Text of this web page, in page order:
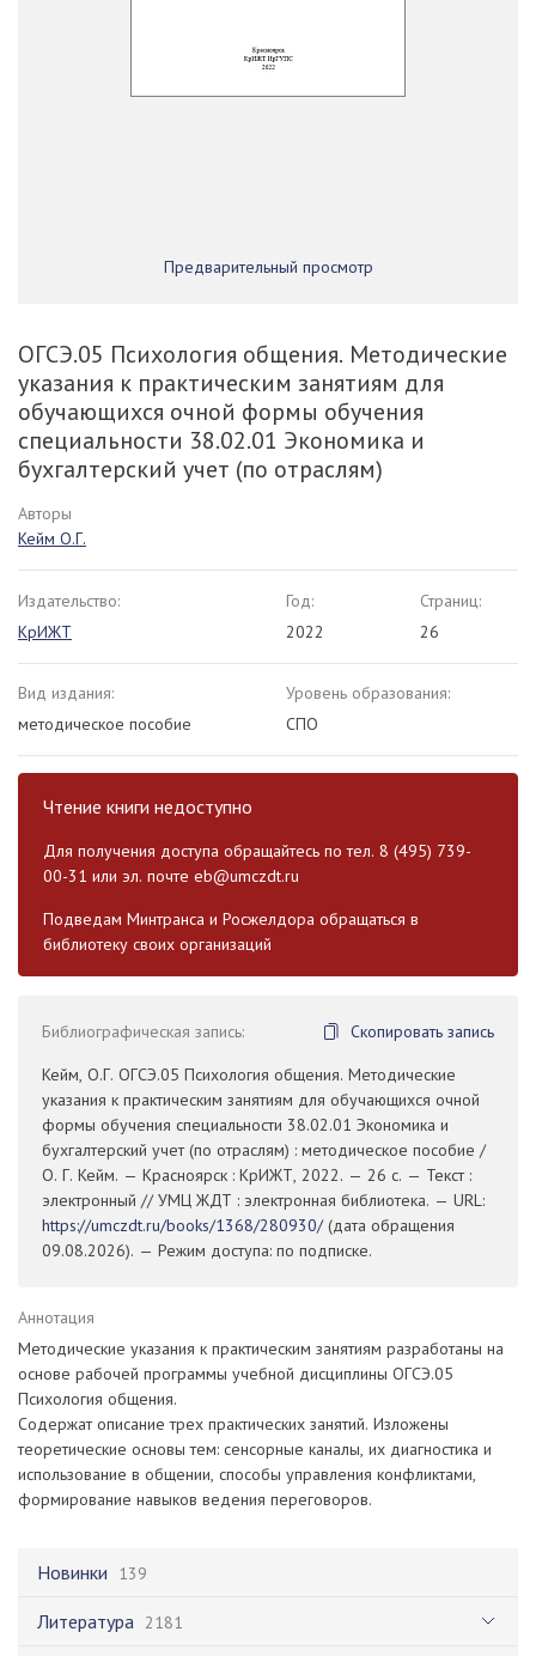
Новинки 139
Литература 2181
Предварительный просмотр
ОГСЭ.05 Психология общения. Методические
указания к практическим занятиям для
обучающихся очной формы обучения
специальности 38.02.01 Экономика и
бухгалтерский учет (по отраслям)
Авторы
Кейм О.Г.
Издательство:
КрИЖТ
Год:
2022
Страниц:
26
Вид издания:
методическое пособие
Уровень образования:
СПО
Чтение книги недоступно
Для получения доступа обращайтесь по тел. 8 (495) 739-
00-31 или эл. почте eb@umczdt.ru
Подведам Минтранса и Росжелдора обращаться в
библиотеку своих организаций
Библиографическая запись:
Скопировать запись
Кейм, О.Г. ОГСЭ.05 Психология общения. Методические
указания к практическим занятиям для обучающихся очной
формы обучения специальности 38.02.01 Экономика и
бухгалтерский учет (по отраслям) : методическое пособие /
О. Г. Кейм. — Красноярск : КрИЖТ, 2022. — 26 с. — Текст :
электронный // УМЦ ЖДТ : электронная библиотека. — URL:
https://umczdt.ru/books/1368/280930/(дата обращения
09.08.2026). — Режим доступа: по подписке.
Аннотация
Методические указания к практическим занятиям разработаны на
основе рабочей программы учебной дисциплины ОГСЭ.05
Психология общения.
Содержат описание трех практических занятий. Изложены
теоретические основы тем: сенсорные каналы, их диагностика и
использование в общении, способы управления конфликтами,
формирование навыков ведения переговоров.